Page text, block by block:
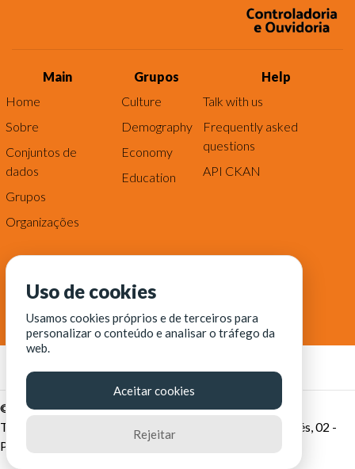
Main
Home
Sobre
Conjuntos de
dados
Grupos
Organizações
Grupos
Culture
Demography
Economy
Education
Help
Talk with us
Frequently asked
questions
API CKAN
© Fortaleza Digital || CITINOVA - Fundação de Ciência,
Tecnologia e Inovação de Fortaleza - Rua dos Tremembés, 02 -
Praia de Iracema - Fortaleza-CE
Uso de cookies
Usamos cookies próprios e de terceiros para
personalizar o conteúdo e analisar o tráfego da
web.
Aceitar cookies
Rejeitar